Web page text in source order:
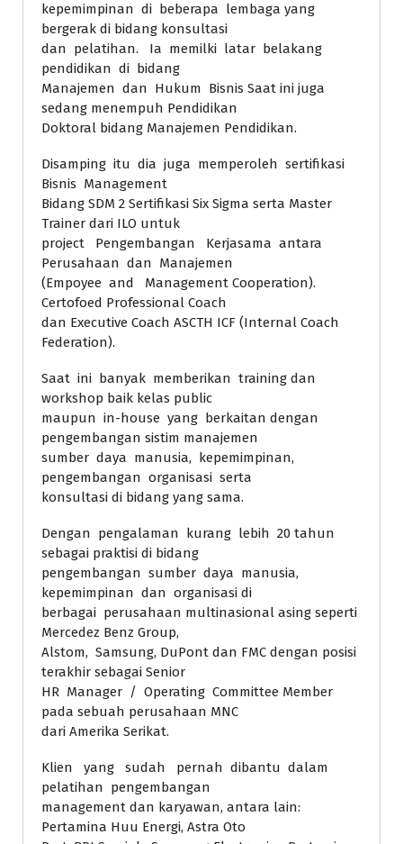
kepemimpinan di beberapa lembaga yang
bergerak di bidang konsultasi
dan pelatihan. Ia memilki latar belakang
pendidikan di bidang
Manajemen dan Hukum Bisnis Saat ini juga
sedang menempuh Pendidikan
Doktoral bidang Manajemen Pendidikan.
Disamping itu dia juga memperoleh sertifikasi
Bisnis Management
Bidang SDM 2 Sertifikasi Six Sigma serta Master
Trainer dari ILO untuk
project Pengembangan Kerjasama antara
Perusahaan dan Manajemen
(Empoyee and Management Cooperation).
Certofoed Professional Coach
dan Executive Coach ASCTH ICF (Internal Coach
Federation).
Saat ini banyak memberikan training dan
workshop baik kelas public
maupun in-house yang berkaitan dengan
pengembangan sistim manajemen
sumber daya manusia, kepemimpinan,
pengembangan organisasi serta
konsultasi di bidang yang sama.
Dengan pengalaman kurang lebih 20 tahun
sebagai praktisi di bidang
pengembangan sumber daya manusia,
kepemimpinan dan organisasi di
berbagai perusahaan multinasional asing seperti
Mercedez Benz Group,
Alstom, Samsung, DuPont dan FMC dengan posisi
terakhir sebagai Senior
HR Manager / Operating Committee Member
pada sebuah perusahaan MNC
dari Amerika Serikat.
Klien yang sudah pernah dibantu dalam
pelatihan pengembangan
management dan karyawan, antara lain:
Pertamina Huu Energi, Astra Oto